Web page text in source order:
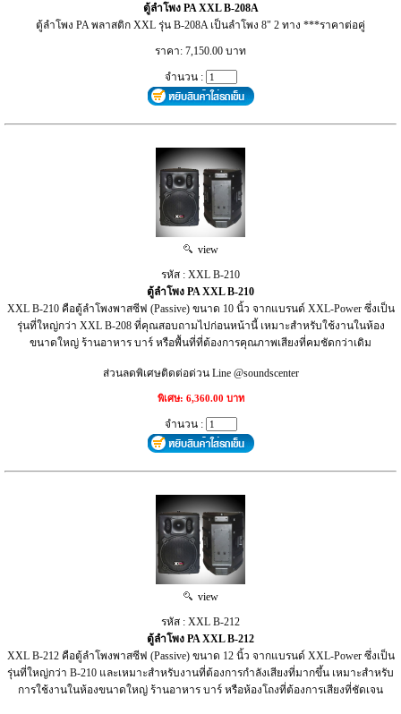
ตู้ลำโพง PA XXL B-208A
ตู้ลำโพง PA พลาสติก XXL รุ่น B-208A เป็นลำโพง 8" 2 ทาง ***ราคาต่อคู่
ราคา: 7,150.00 บาท
จำนวน :
view
รหัส : XXL B-210
ตู้ลำโพง PA XXL B-210
XXL B-210 คือตู้ลำโพงพาสซีฟ (Passive) ขนาด 10 นิ้ว จากแบรนด์ XXL-Power ซึ่งเป็น
รุ่นที่ใหญ่กว่า XXL B-208 ที่คุณสอบถามไปก่อนหน้านี้ เหมาะสำหรับใช้งานในห้อง
ขนาดใหญ่ ร้านอาหาร บาร์ หรือพื้นที่ที่ต้องการคุณภาพเสียงที่คมชัดกว่าเดิม
ส่วนลดพิเศษติดต่อด่วน Line @soundscenter
พิเศษ: 6,360.00 บาท
จำนวน :
view
รหัส : XXL B-212
ตู้ลำโพง PA XXL B-212
XXL B-212 คือตู้ลำโพงพาสซีฟ (Passive) ขนาด 12 นิ้ว จากแบรนด์ XXL-Power ซึ่งเป็น
รุ่นที่ใหญ่กว่า B-210 และเหมาะสำหรับงานที่ต้องการกำลังเสียงที่มากขึ้น เหมาะสำหรับ
การใช้งานในห้องขนาดใหญ่ ร้านอาหาร บาร์ หรือห้องโถงที่ต้องการเสียงที่ชัดเจน